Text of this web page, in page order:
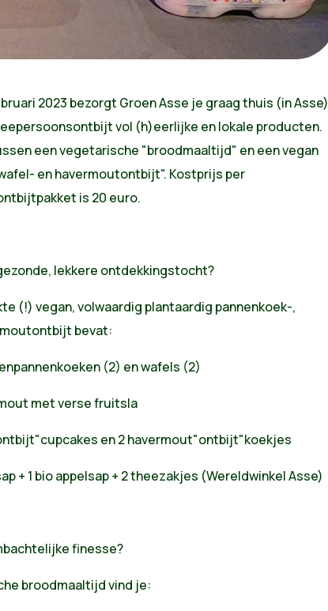
2023 bezorgt Groen Asse je graag thuis (in Asse)
vol (h)eerlijke en lokale producten.
een vegetarische "broodmaaltijd" en een vegan
en havermoutontbijt". Kostprijs per
is 20 euro.
lekkere ontdekkingstocht?
(!) vegan, volwaardig plantaardig pannenkoek-,
bevat:
(2) en wafels (2)
met verse fruitsla
en 2 havermout"ontbijt"koekjes
+ 1 bio appelsap + 2 theezakjes (Wereldwinkel Asse)
finesse?
broodmaaltijd vind je: